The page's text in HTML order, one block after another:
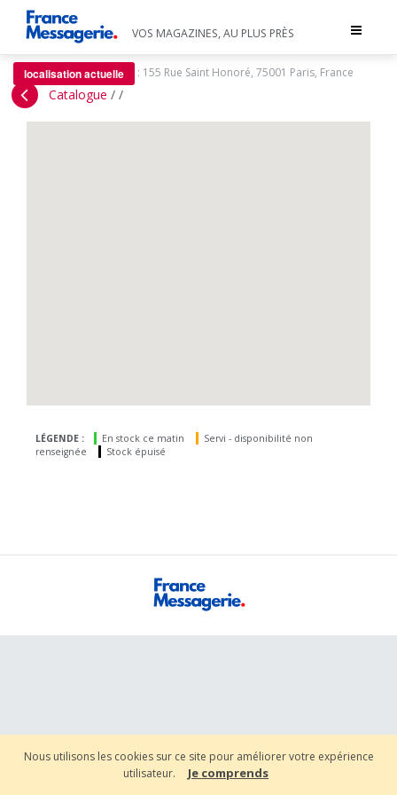
Nous utilisons les cookies sur ce site pour améliorer votre expérience
utilisateur.
Je comprends
Toggle
VOS MAGAZINES, AU PLUS PRÈS
localisation actuelle : 155 Rue Saint Honoré, 75001 Paris, France
Catalogue / /
LÉGENDE : En stock ce matin
Servi - disponibilité non
renseignée
Stock épuisé